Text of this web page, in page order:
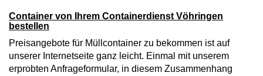
Container von Ihrem Containerdienst Vöhringen
bestellen
Preisangebote für Müllcontainer zu bekommen ist auf
unserer Internetseite ganz leicht. Einmal mit unserem
erprobten Anfrageformular, in diesem Zusammenhang